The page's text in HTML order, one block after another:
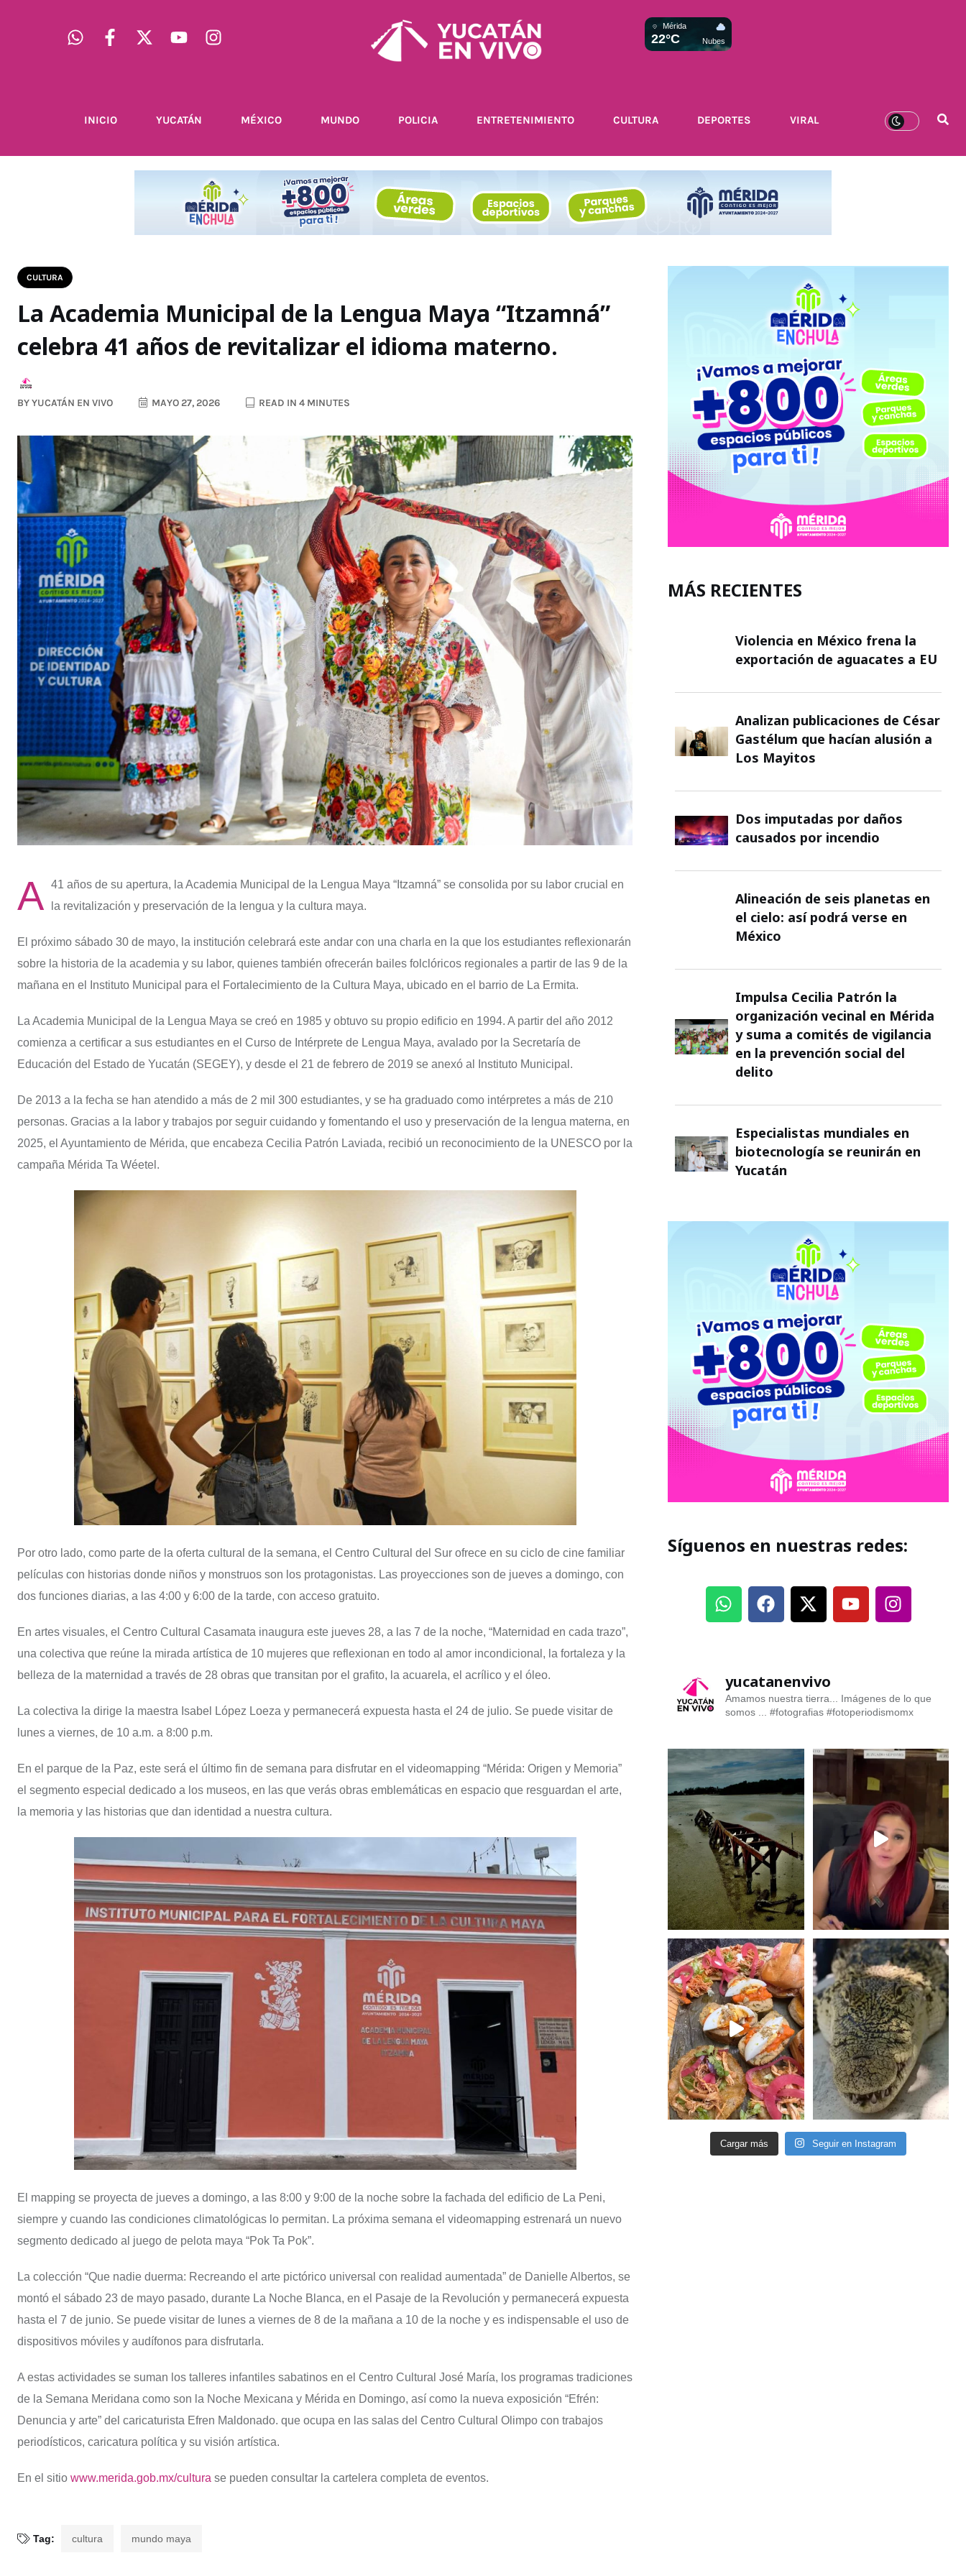
Mérida
22°C Nubes
INICIO YUCATÁN MÉXICO MUNDO POLICIA ENTRETENIMIENTO CULTURA DEPORTES VIRAL
CULTURA
La Academia Municipal de la Lengua Maya “Itzamná”
celebra 41 años de revitalizar el idioma materno.
BYYUCATÁN EN VIVO MAYO 27, 2026 READ IN 4 MINUTES
A 41 años de su apertura, la Academia Municipal de la Lengua Maya “Itzamná” se consolida por su labor crucial en
la revitalización y preservación de la lengua y la cultura maya.
El próximo sábado 30 de mayo, la institución celebrará este andar con una charla en la que los estudiantes reflexionarán
sobre la historia de la academia y su labor, quienes también ofrecerán bailes folclóricos regionales a partir de las 9 de la
mañana en el Instituto Municipal para el Fortalecimiento de la Cultura Maya, ubicado en el barrio de La Ermita.
La Academia Municipal de la Lengua Maya se creó en 1985 y obtuvo su propio edificio en 1994. A partir del año 2012
comienza a certificar a sus estudiantes en el Curso de Intérprete de Lengua Maya, avalado por la Secretaría de
Educación del Estado de Yucatán (SEGEY), y desde el 21 de febrero de 2019 se anexó al Instituto Municipal.
De 2013 a la fecha se han atendido a más de 2 mil 300 estudiantes, y se ha graduado como intérpretes a más de 210
personas. Gracias a la labor y trabajos por seguir cuidando y fomentando el uso y preservación de la lengua materna, en
2025, el Ayuntamiento de Mérida, que encabeza Cecilia Patrón Laviada, recibió un reconocimiento de la UNESCO por la
campaña Mérida Ta Wéetel.
Por otro lado, como parte de la oferta cultural de la semana, el Centro Cultural del Sur ofrece en su ciclo de cine familiar
películas con historias donde niños y monstruos son los protagonistas. Las proyecciones son de jueves a domingo, con
dos funciones diarias, a las 4:00 y 6:00 de la tarde, con acceso gratuito.
En artes visuales, el Centro Cultural Casamata inaugura este jueves 28, a las 7 de la noche, “Maternidad en cada trazo”,
una colectiva que reúne la mirada artística de 10 mujeres que reflexionan en todo al amor incondicional, la fortaleza y la
belleza de la maternidad a través de 28 obras que transitan por el grafito, la acuarela, el acrílico y el óleo.
La colectiva la dirige la maestra Isabel López Loeza y permanecerá expuesta hasta el 24 de julio. Se puede visitar de
lunes a viernes, de 10 a.m. a 8:00 p.m.
En el parque de la Paz, este será el último fin de semana para disfrutar en el videomapping “Mérida: Origen y Memoria”
el segmento especial dedicado a los museos, en las que verás obras emblemáticas en espacio que resguardan el arte,
la memoria y las historias que dan identidad a nuestra cultura.
El mapping se proyecta de jueves a domingo, a las 8:00 y 9:00 de la noche sobre la fachada del edificio de La Peni,
siempre y cuando las condiciones climatológicas lo permitan. La próxima semana el videomapping estrenará un nuevo
segmento dedicado al juego de pelota maya “Pok Ta Pok”.
La colección “Que nadie duerma: Recreando el arte pictórico universal con realidad aumentada” de Danielle Albertos, se
montó el sábado 23 de mayo pasado, durante La Noche Blanca, en el Pasaje de la Revolución y permanecerá expuesta
hasta el 7 de junio. Se puede visitar de lunes a viernes de 8 de la mañana a 10 de la noche y es indispensable el uso de
dispositivos móviles y audífonos para disfrutarla.
A estas actividades se suman los talleres infantiles sabatinos en el Centro Cultural José María, los programas tradiciones
de la Semana Meridana como son la Noche Mexicana y Mérida en Domingo, así como la nueva exposición “Efrén:
Denuncia y arte” del caricaturista Efren Maldonado. que ocupa en las salas del Centro Cultural Olimpo con trabajos
periodísticos, caricatura política y su visión artística.
En el sitio www.merida.gob.mx/cultura se pueden consultar la cartelera completa de eventos.
Tag: cultura mundo maya
MÁS RECIENTES
Violencia en México frena la
exportación de aguacates a EU
Analizan publicaciones de César
Gastélum que hacían alusión a
Los Mayitos
Dos imputadas por daños
causados por incendio
Alineación de seis planetas en
el cielo: así podrá verse en
México
Impulsa Cecilia Patrón la
organización vecinal en Mérida
y suma a comités de vigilancia
en la prevención social del
delito
Especialistas mundiales en
biotecnología se reunirán en
Yucatán
Síguenos en nuestras redes:
yucatanenvivo
Amamos nuestra tierra... Imágenes de lo que
somos ... #fotografias #fotoperiodismomx
Cargar más Seguir en Instagram